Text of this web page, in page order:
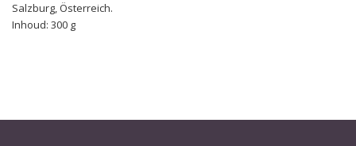
Salzburg, Österreich.
Inhoud: 300 g